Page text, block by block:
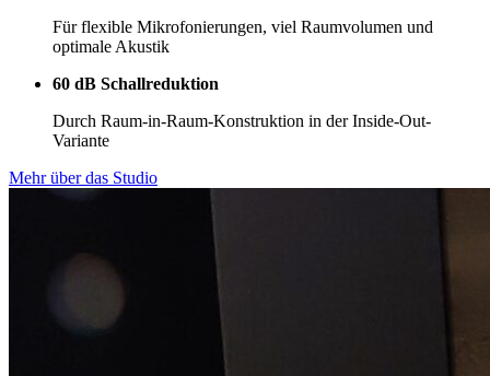
Für flexible Mikrofonierungen, viel Raumvolumen und
optimale Akustik
60 dB Schallreduktion
Durch Raum-in-Raum-Konstruktion in der Inside-Out-
Variante
Mehr über das Studio